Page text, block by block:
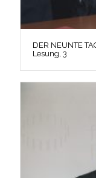
DER NEUNTE
Lesung, 3